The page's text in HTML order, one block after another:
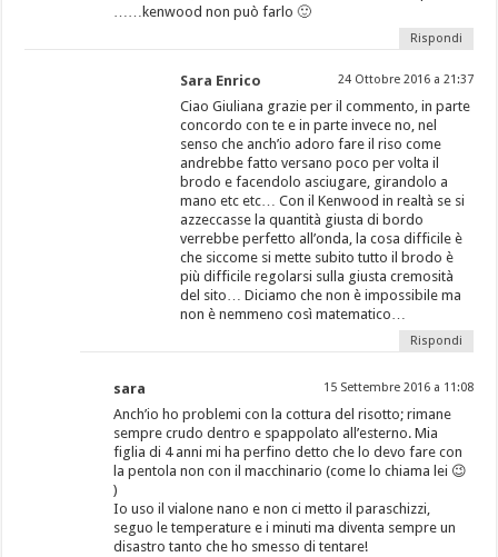
……kenwood non può farlo 🙂
Rispondi
Sara Enrico 24 Ottobre 2016 a 21:37
Ciao Giuliana grazie per il commento, in parte
concordo con te e in parte invece no, nel
senso che anch’io adoro fare il riso come
andrebbe fatto versano poco per volta il
brodo e facendolo asciugare, girandolo a
mano etc etc… Con il Kenwood in realtà se si
azzeccasse la quantità giusta di bordo
verrebbe perfetto all’onda, la cosa difficile è
che siccome si mette subito tutto il brodo è
più difficile regolarsi sulla giusta cremosità
del sito… Diciamo che non è impossibile ma
non è nemmeno così matematico…
Rispondi
sara 15 Settembre 2016 a 11:08
Anch’io ho problemi con la cottura del risotto; rimane
sempre crudo dentro e spappolato all’esterno. Mia
figlia di 4 anni mi ha perfino detto che lo devo fare con
la pentola non con il macchinario (come lo chiama lei 😉
)
Io uso il vialone nano e non ci metto il paraschizzi,
seguo le temperature e i minuti ma diventa sempre un
disastro tanto che ho smesso di tentare!